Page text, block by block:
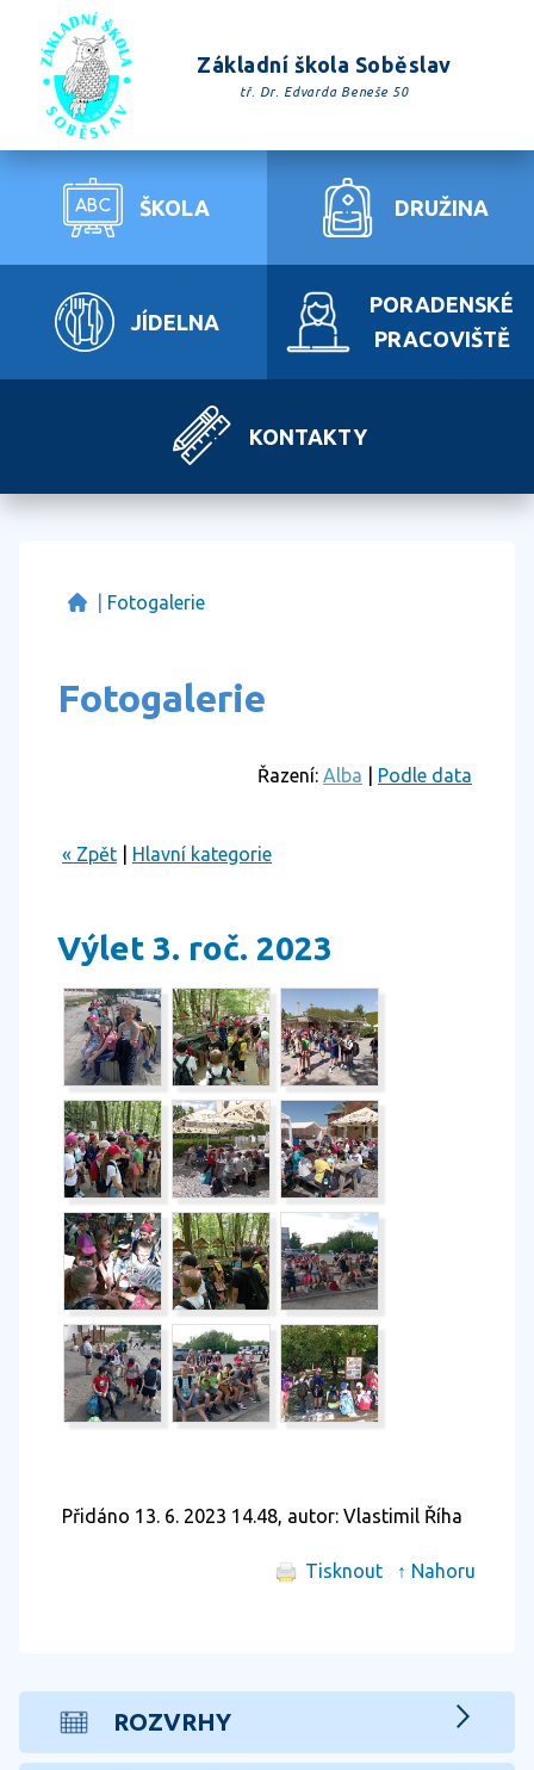
Základní škola Soběslav
tř. Dr. Edvarda Beneše 50
ŠKOLA DRUŽINA
JÍDELNA
PORADENSKÉ
PRACOVIŠTĚ
KONTAKTY
Fotogalerie
Fotogalerie
Řazení: Alba Podle data
« Zpět Hlavní kategorie
Výlet 3. roč. 2023
Přidáno 13. 6. 2023 14.48, autor: Vlastimil Říha
Tisknout ↑ Nahoru
ROZVRHY